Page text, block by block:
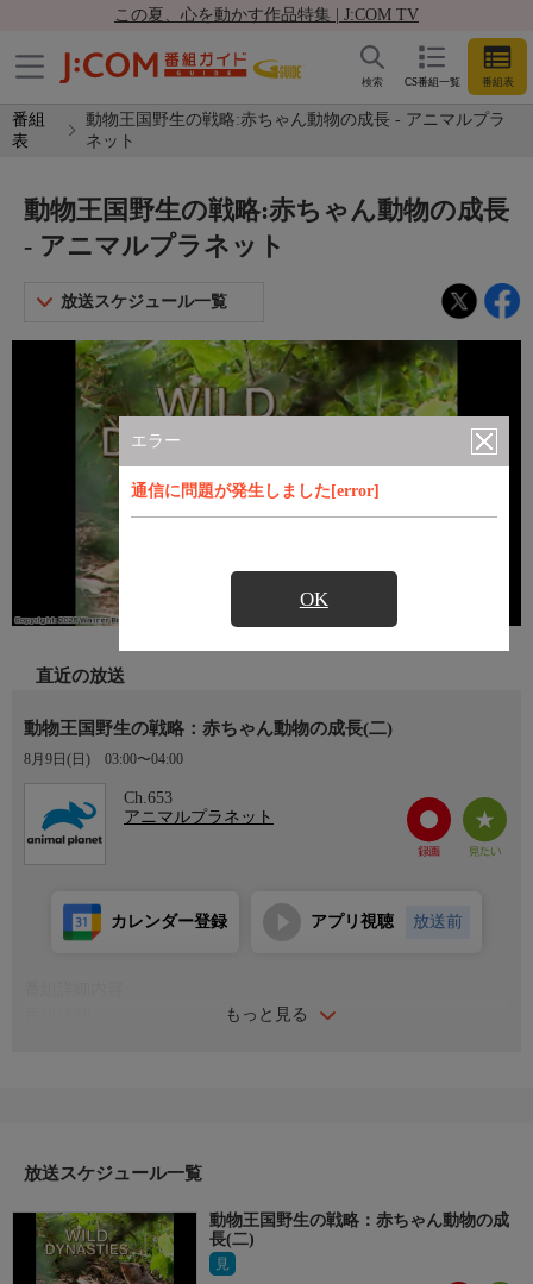
この夏、心を動かす作品特集 | J:COM TV
CS番組一覧 番組表
検索
番組
表
動物王国野生の戦略:赤ちゃん動物の成長 - アニマルプラ
ネット
エラー
通信に問題が発生しました[error]
OK
動物王国野生の戦略:赤ちゃん動物の成長
- アニマルプラネット
放送スケジュール一覧
直近の放送
動物王国野生の戦略：赤ちゃん動物の成長(二)
8月9日(日) 03:00〜04:00
Ch.653
アニマルプラネット
もっと見る
カレンダー登録 アプリ視聴 放送前
ミナミアフリカオットセイの子どもたちの前には、学ぶべき多く
放送スケジュール一覧
動物王国野生の戦略：赤ちゃん動物の成
長(二)
見